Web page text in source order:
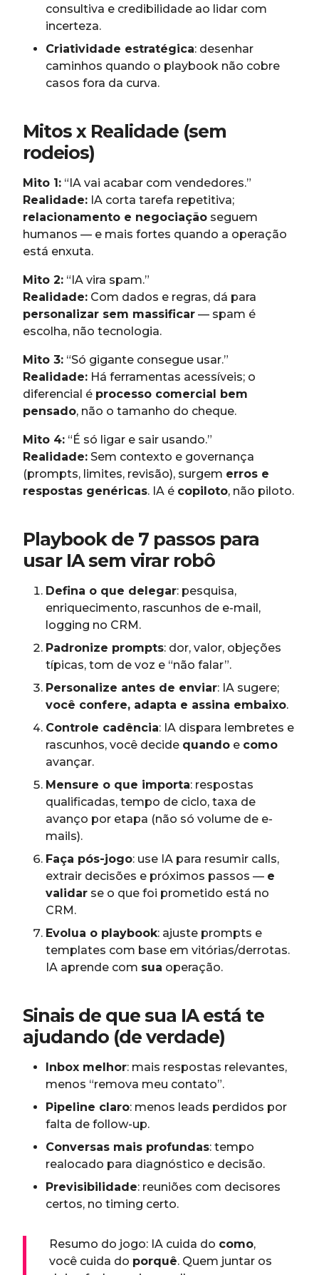
consultiva e credibilidade ao lidar com
incerteza.
Criatividade estratégica: desenhar
caminhos quando o playbook não cobre
casos fora da curva.
Mitos x Realidade (sem
rodeios)
Mito 1: “IA vai acabar com vendedores.”
Realidade: IA corta tarefa repetitiva;
relacionamento e negociação seguem
humanos — e mais fortes quando a operação
está enxuta.
Mito 2: “IA vira spam.”
Realidade: Com dados e regras, dá para
personalizar sem massificar — spam é
escolha, não tecnologia.
Mito 3: “Só gigante consegue usar.”
Realidade: Há ferramentas acessíveis; o
diferencial é processo comercial bem
pensado, não o tamanho do cheque.
Mito 4: “É só ligar e sair usando.”
Realidade: Sem contexto e governança
(prompts, limites, revisão), surgem erros e
respostas genéricas. IA é copiloto, não piloto.
Playbook de 7 passos para
usar IA sem virar robô
Defina o que delegar: pesquisa,
enriquecimento, rascunhos de e-mail,
logging no CRM.
Padronize prompts: dor, valor, objeções
típicas, tom de voz e “não falar”.
Personalize antes de enviar: IA sugere;
você confere, adapta e assina embaixo.
Controle cadência: IA dispara lembretes e
rascunhos, você decide quando e como
avançar.
Mensure o que importa: respostas
qualificadas, tempo de ciclo, taxa de
avanço por etapa (não só volume de e-
mails).
Faça pós-jogo: use IA para resumir calls,
extrair decisões e próximos passos — e
validar se o que foi prometido está no
CRM.
Evolua o playbook: ajuste prompts e
templates com base em vitórias/derrotas.
IA aprende com sua operação.
Sinais de que sua IA está te
ajudando (de verdade)
Inbox melhor: mais respostas relevantes,
menos “remova meu contato”.
Pipeline claro: menos leads perdidos por
falta de follow-up.
Conversas mais profundas: tempo
realocado para diagnóstico e decisão.
Previsibilidade: reuniões com decisores
certos, no timing certo.
Resumo do jogo: IA cuida do como,
você cuida do porquê. Quem juntar os